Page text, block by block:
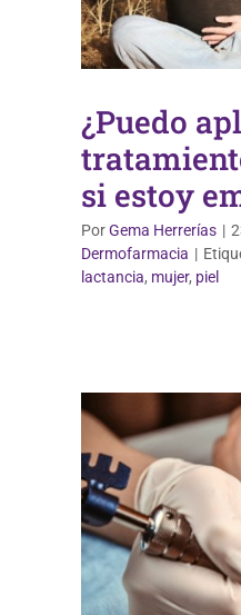
¿Puedo
si estoy
PorGema Herrerías |
Dermofarmacia |
lactancia, mujer, piel